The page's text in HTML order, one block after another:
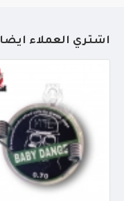
أشتري العملاء أيضاً